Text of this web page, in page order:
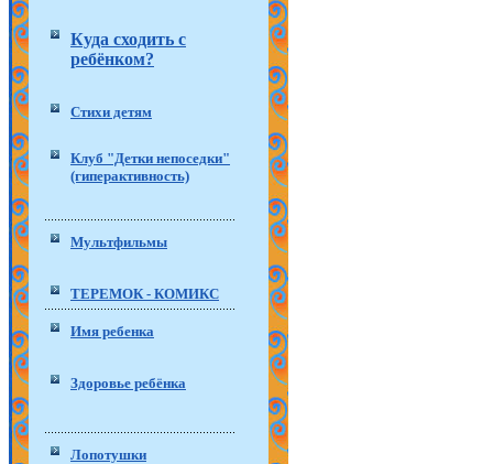
Куда сходить с
ребёнком?
Стихи детям
Клуб "Детки непоседки"
(гиперактивность)
Мультфильмы
ТЕРЕМОК - КОМИКС
Имя ребенка
Здоровье ребёнка
Лопотушки